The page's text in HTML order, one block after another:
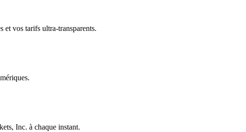
et vos tarifs ultra-transparents.
Inc. à chaque instant.